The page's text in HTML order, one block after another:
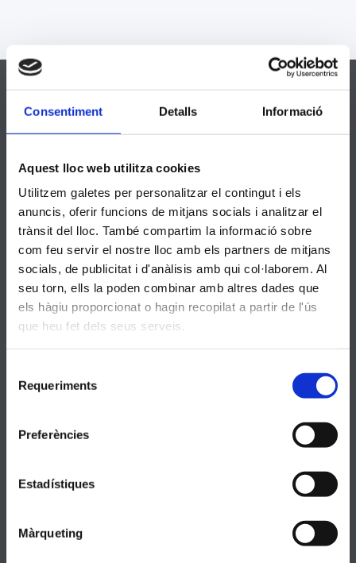
Consentiment Detalls Informació
Aquest lloc web utilitza cookies
Utilitzem galetes per personalitzar el contingut i els
anuncis, oferir funcions de mitjans socials i analitzar el
trànsit del lloc. També compartim la informació sobre
com feu servir el nostre lloc amb els partners de mitjans
socials, de publicitat i d'anàlisis amb qui col·laborem. Al
seu torn, ells la poden combinar amb altres dades que
els hàgiu proporcionat o hagin recopilat a partir de l'ús
que heu fet dels seus serveis.
Requeriments
Preferències
Estadístiques
Màrqueting
Sant Sebastià, 55
933112161
secretaria@santandreu.manyanet.org
prevencio@santandreu.manyanet.org
8:30-10:30 Dilluns a divendres
16:00-18:00 Dimarts i dijous
Cambridge ESOL
Erasmus+